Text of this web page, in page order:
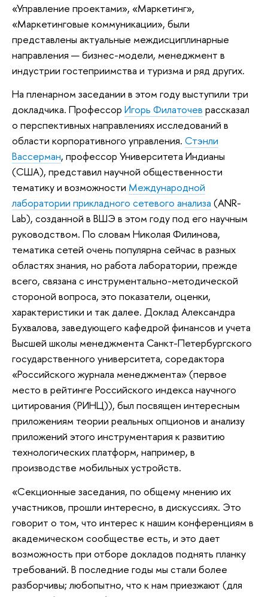
«Управление проектами», «Маркетинг»,
«Маркетинговые коммуникации», были
представлены актуальные междисциплинарные
направления — бизнес-модели, менеджмент в
индустрии гостеприимства и туризма и ряд других.
На пленарном заседании в этом году выступили три
докладчика. Профессор Игорь Филаточев рассказал
о перспективных направлениях исследований в
области корпоративного управления. Стэнли
Вассерман, профессор Университета Индианы
(США), представил научной общественности
тематику и возможности Международной
лаборатории прикладного сетевого анализа (ANR-
Lab), созданной в ВШЭ в этом году под его научным
руководством. По словам Николая Филинова,
тематика сетей очень популярна сейчас в разных
областях знания, но работа лаборатории, прежде
всего, связана с инструментально-методической
стороной вопроса, это показатели, оценки,
характеристики и так далее. Доклад Александра
Бухвалова, заведующего кафедрой финансов и учета
Высшей школы менеджмента Санкт-Петербургского
государственного университета, соредактора
«Российского журнала менеджмента» (первое
место в рейтинге Российского индекса научного
цитирования (РИНЦ)), был посвящен интересным
приложениям теории реальных опционов и анализу
приложений этого инструментария к развитию
технологических платформ, например, в
производстве мобильных устройств.
«Секционные заседания, по общему мнению их
участников, прошли интересно, в дискуссиях. Это
говорит о том, что интерес к нашим конференциям в
академическом сообществе есть, и это дает
возможность при отборе докладов поднять планку
требований. В последние годы мы стали более
разборчивы; любопытно, что к нам приезжают (для